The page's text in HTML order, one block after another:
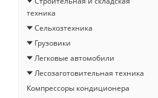
техника
Сельхозтехника
Грузовики
Легковые автомобили
Лесозаготовительная техника
Компрессоры кондиционера